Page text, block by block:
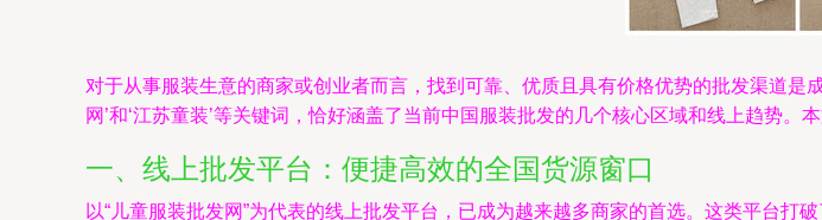
对于从事服装生意的商家或创业者而言，找到可靠、优质且具有价格优势的批发渠道是
网’和‘江苏童装’等关键词，恰好涵盖了当前中国服装批发的几个核心区域和线上趋势。
一、线上批发平台：便捷高效的全国货源窗口
以“儿童服装批发网”为代表的线上批发平台，已成为越来越多商家的首选。这类平台打